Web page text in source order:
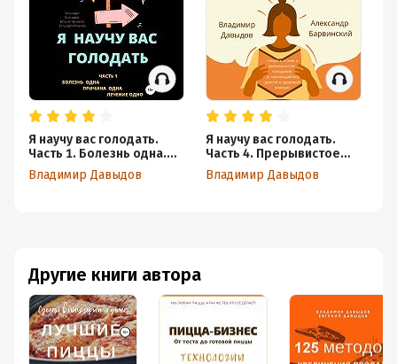
Другие книги автора
Я научу вас голодать.
Часть 1. Болезнь одна.
Причина одна. Лечение
одно
Владимир Давыдов
Я научу вас голодать.
Часть 4. Прерывистое
голодание для женщин
старше 50 лет
Владимир Давыдов